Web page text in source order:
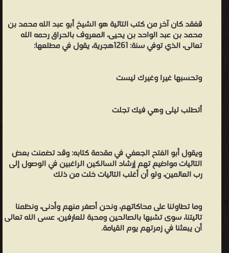
قفقد كان آخر من كتب التائية هو الشيخ أبو عبد الله محمد بن
محمد بن عبد الواحد بن يحيى، المعروف بالحراق رحمه الله
تعالى، الذي توفي سنة: 1261هجرية، يقول في مطلعها:
وتحسبها غيرا وغيرك ليست
أتطلب ليلى وهي فيك تجلت
ويقول أبو الفتح الجعفي في مقدمة كتابه: وقد تضمنت بعض
التائيات مواضيع تهم إرشاد السالكين الراغبين في الوصول إلى
رب العالمين، ولو أن أغلب التائيات خلت من ذلك
وما تطاولنا على محاكاتهم، ونحن أصغر منهم وأدنى، ونظمنا
تائيتنا، سوى تشبها بالصالحين ومحبة للعارفين، عسى الله تعالى
أن يبعثنا في زمرتهم يوم القيامة.